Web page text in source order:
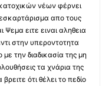
νέων φέρνει
απο τους
Ψεμα ειτε ειναι αληθεια
στην υπεροντοτητα
την διαδικασία της μη
τα χνάρια της
ότι θέλει το πεδίο